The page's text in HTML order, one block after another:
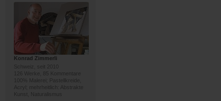
Konrad Zimmerli
Schweiz, seit 2010
126 Werke, 85 Kommentare
100% Malerei; Pastellkreide,
Acryl; mehrheitlich: Abstrakte
Kunst, Naturalismus